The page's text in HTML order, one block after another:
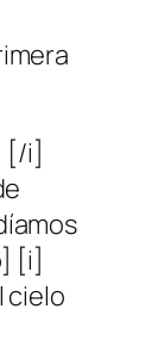
[/i]
[i]
cielo